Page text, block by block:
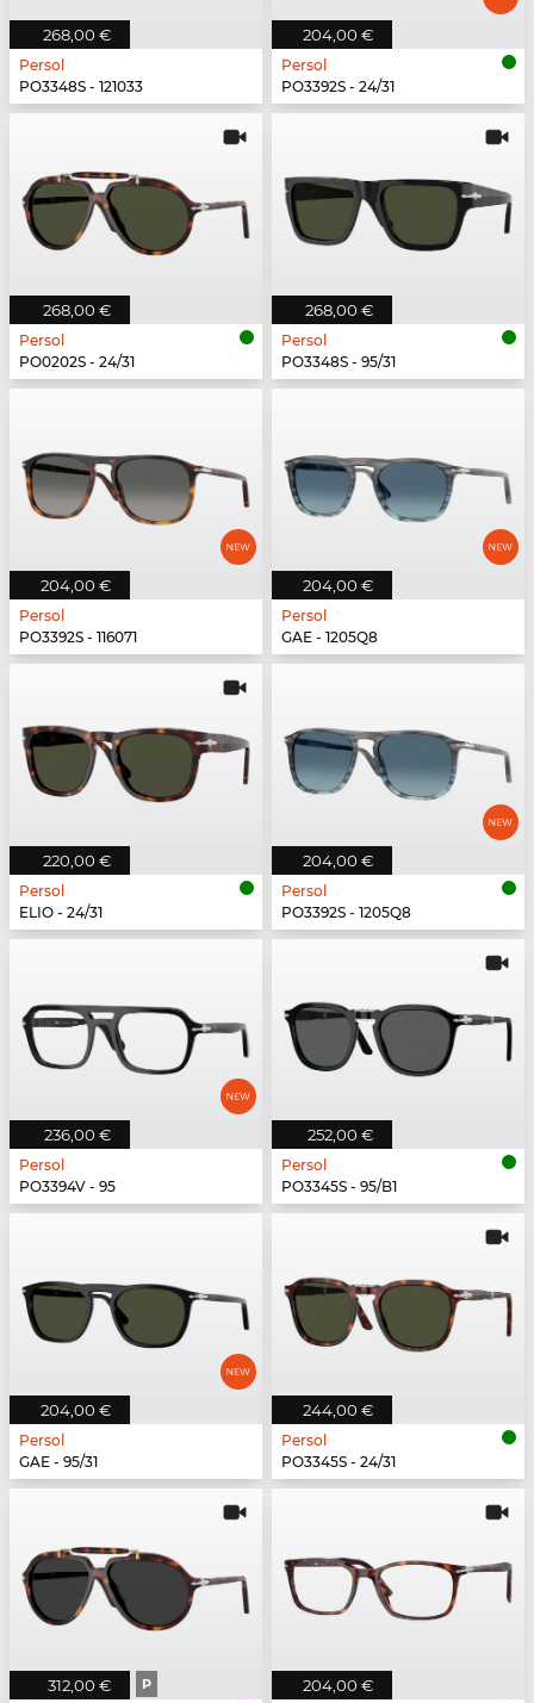
268,00 €
Persol
PO3348S - 121033
204,00 €
Persol
PO3392S - 24/31
268,00 €
Persol
PO0202S - 24/31
268,00 €
Persol
PO3348S - 95/31
204,00 €
Persol
PO3392S - 116071
204,00 €
Persol
GAE - 1205Q8
220,00 €
Persol
ELIO - 24/31
204,00 €
Persol
PO3392S - 1205Q8
236,00 €
Persol
PO3394V - 95
252,00 €
Persol
PO3345S - 95/B1
204,00 €
Persol
GAE - 95/31
244,00 €
Persol
PO3345S - 24/31
312,00 € P 204,00 €